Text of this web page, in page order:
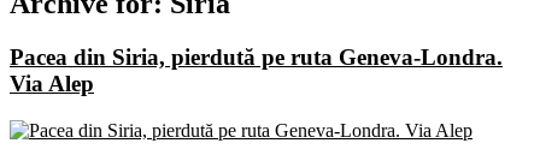
Pacea din Siria, pierdută pe ruta Geneva-Londra.
Via Alep